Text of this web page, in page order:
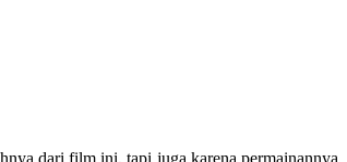
dari film ini, tapi juga karena permainannya